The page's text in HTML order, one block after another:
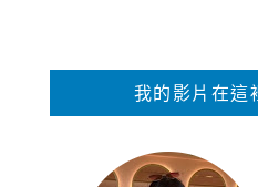
我的影片在這